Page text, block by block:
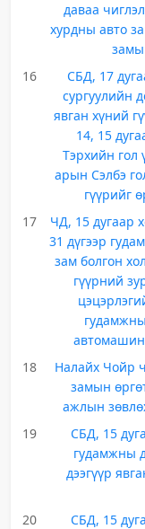
даваа
хурдны авто
16
СБД, 17
сургуулийн
явган хүний
14, 15
Тэрхийн гол
арын Сэлбэ
гүүрийг
17
ЧД, 15 дугаар
31 дүгээр
зам болгон
гүүрний
18
Налайх Чойр
замын
ажлын
19
СБД, 15
гудамжны
дээгүүр
20
СБД, 15